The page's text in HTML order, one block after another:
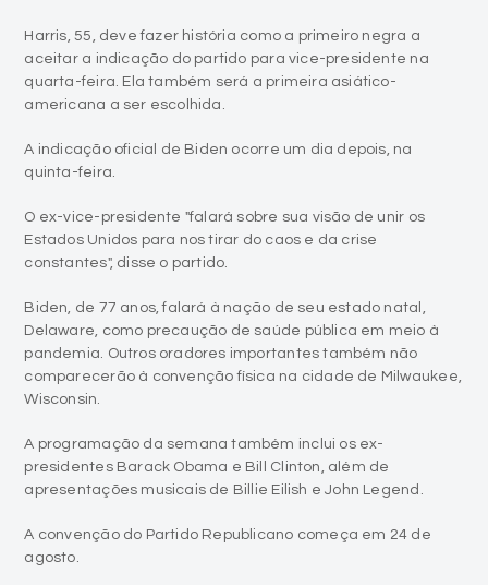
Harris, 55, deve fazer história como a primeiro negra a
aceitar a indicação do partido para vice-presidente na
quarta-feira. Ela também será a primeira asiático-
americana a ser escolhida.
A indicação oficial de Biden ocorre um dia depois, na
quinta-feira.
O ex-vice-presidente "falará sobre sua visão de unir os
Estados Unidos para nos tirar do caos e da crise
constantes", disse o partido.
Biden, de 77 anos, falará à nação de seu estado natal,
Delaware, como precaução de saúde pública em meio à
pandemia. Outros oradores importantes também não
comparecerão à convenção física na cidade de Milwaukee,
Wisconsin.
A programação da semana também inclui os ex-
presidentes Barack Obama e Bill Clinton, além de
apresentações musicais de Billie Eilish e John Legend.
A convenção do Partido Republicano começa em 24 de
agosto.